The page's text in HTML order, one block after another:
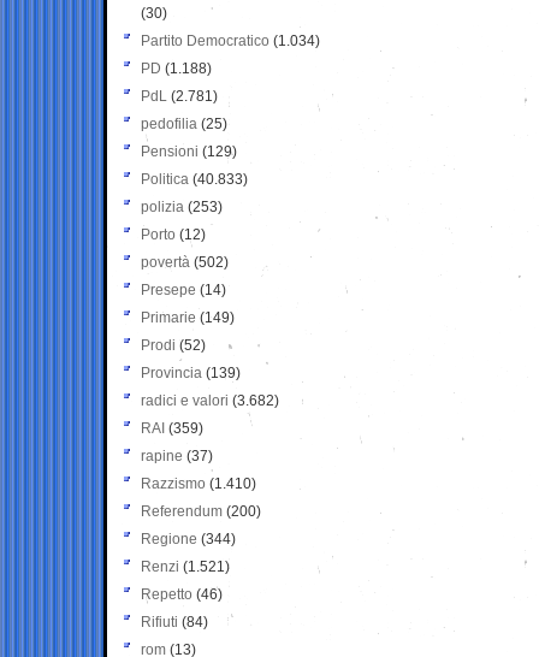
(30)
Partito Democratico (1.034)
PD (1.188)
PdL (2.781)
pedofilia (25)
Pensioni (129)
Politica (40.833)
polizia (253)
Porto (12)
povertà (502)
Presepe (14)
Primarie (149)
Prodi (52)
Provincia (139)
radici e valori (3.682)
RAI (359)
rapine (37)
Razzismo (1.410)
Referendum (200)
Regione (344)
Renzi (1.521)
Repetto (46)
Rifiuti (84)
rom (13)